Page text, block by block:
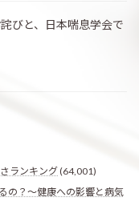
びと、日本喘息学会で
ランキング(64,001)
の？〜健康への影響と病気